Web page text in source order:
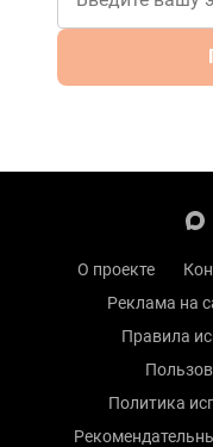
О проекте
Реклама на
Правила
Политика